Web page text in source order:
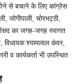
से बचाने के लिए कांग्रेस
जोगीपाली, चोरभट्ठी,
का जगह-जगह स्वागत
विधायक श्यामलाल कंवर,
व कार्यकर्ता भी उपस्थित